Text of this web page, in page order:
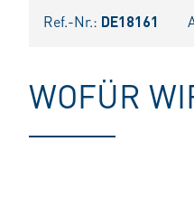
Ref.-Nr.: DE18161
WOFÜR